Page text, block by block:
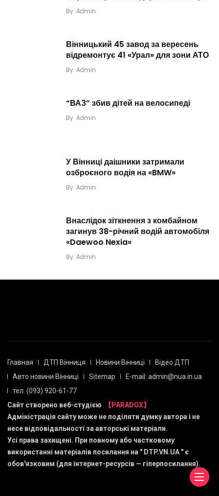
By Admin
Вінницький 45 завод за вересень
відремонтує 41 «Урал» для зони АТО
By Admin
“ВАЗ” збив дітей на велосипеді
By Admin
У Вінниці даішники затримали
озброєного водія на «BMW»
By Admin
Внаслідок зіткнення з комбайном
загинув 38-річний водій автомобіля
«Daewoo Nexia»
By Admin
Главная ДТП Вінниця Новини Вінниці
Відео ДТП
Авто новини Вінниці
Sitemap
E-mail: admin@nua.in.ua
тел. (093) 920-61-77
Сайт створено веб-студією
【PARADOX】
Адміністрація сайту може не поділяти думку автора і не
несе відповідальності за авторські матеріали.
Усі права захищені. При повному або частковому
використанні матеріалів посилання на " DTP.VN.UA " є
обов'язковим (для інтернет-ресурсів — гіперпосилання).